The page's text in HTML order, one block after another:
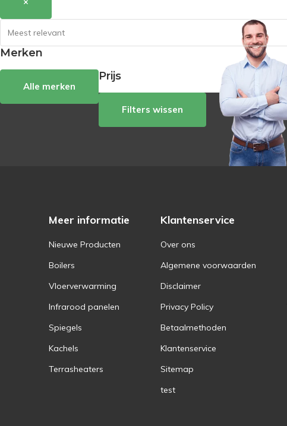
Merken
Alle merken
Prijs
Filters wissen
Meer informatie
Nieuwe Producten
Boilers
Vloerverwarming
Infrarood panelen
Spiegels
Kachels
Terrasheaters
Klantenservice
Over ons
Algemene voorwaarden
Disclaimer
Privacy Policy
Betaalmethoden
Klantenservice
Sitemap
test